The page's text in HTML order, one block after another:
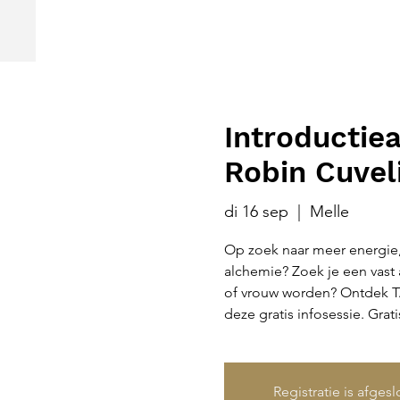
Robin
di 16 sep Melle
Op zoek naar meer
alchemie? Zoek je een
of vrouw worden? Ontdek
deze gratis infosessie.
Registratie is